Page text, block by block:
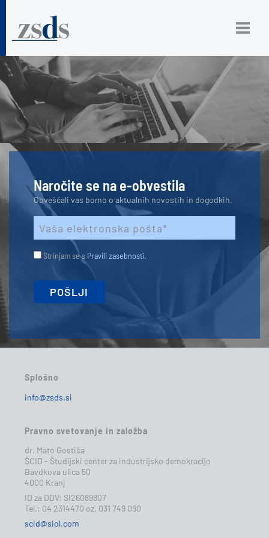
Naročite se na e-obvestila
Obveščali vas bomo o aktualnih novostih in dogodkih.
Strinjam se s Pravili zasebnosti.
Splošno
info@zsds.si
Pravno svetovanje in založba
dr. Mato Gostiša
ŠCID - Študijski center za industrijsko demokracijo
Bavdkova ulica 50
4000 Kranj
ID za DDV: SI26089807
Tel.: 04 2314470 oz. 031 749 090
scid@siol.com